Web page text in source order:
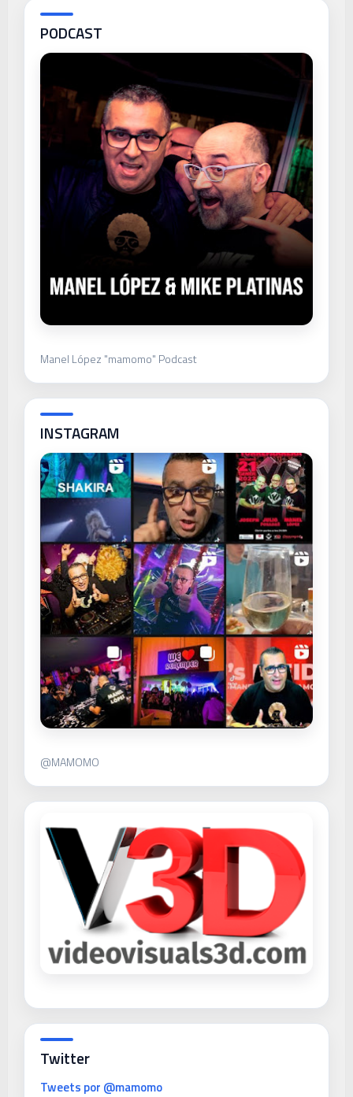
PODCAST
Manel López "mamomo" Podcast
INSTAGRAM
@MAMOMO
Twitter
Tweets por @mamomo